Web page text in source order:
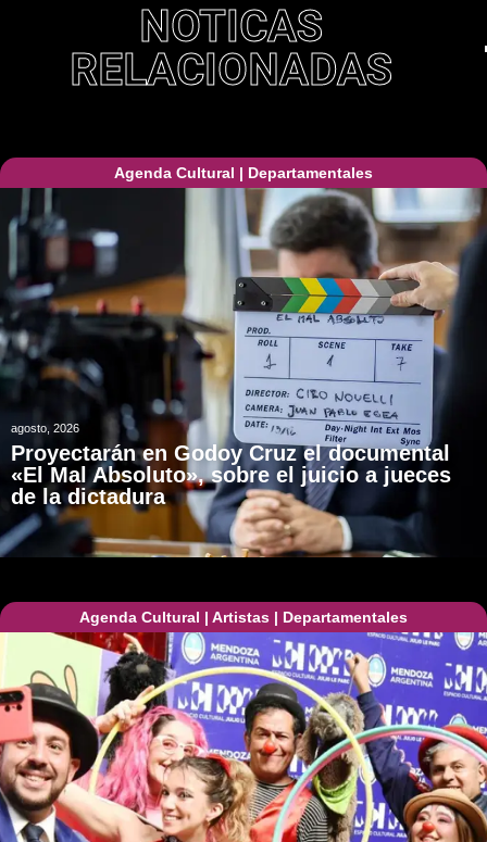
NOTICAS
RELACIONADAS
Agenda Cultural | Departamentales
agosto, 2026
Proyectarán en Godoy Cruz el documental
«El Mal Absoluto», sobre el juicio a jueces
de la dictadura
Agenda Cultural | Artistas | Departamentales